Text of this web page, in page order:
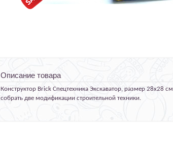
Описание товара
Конструктор Brick Спецтехника Экскаватор, размер 28х28
собрать две модификации строительной техники.